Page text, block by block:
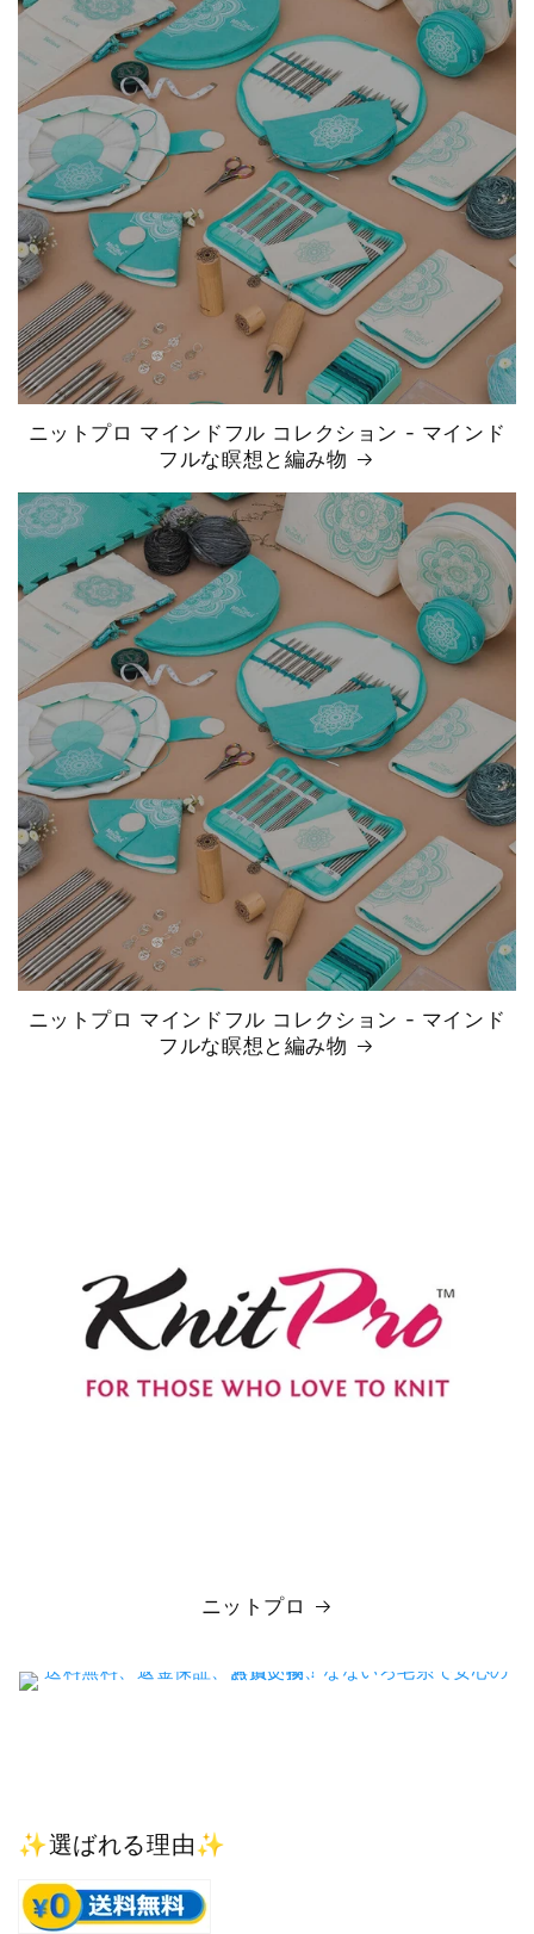
ニットプロ マインドフル コレクション - マインド
フルな瞑想と編み物
ニットプロ マインドフル コレクション - マインド
フルな瞑想と編み物
ニットプロ
✨選ばれる理由✨